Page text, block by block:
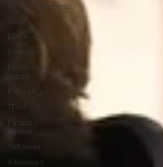
Accompagnements
Vidéo
Documentaire
Spiritualité
Psychologie
sociale
Psychologie
TDAH
Parents /
Enfants
Webinaire
Adolescent